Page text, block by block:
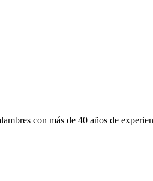
con más de 40 años de